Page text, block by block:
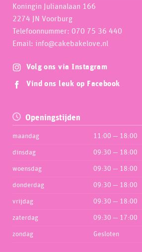
Koningin Julianalaan 166
2274 JN Voorburg
Telefoonnummer: 070 75 36 440
Email: info@cakebakelove.nl
Volg ons via Instagram
Vind ons leuk op Facebook
Openingstijden
maandag 11:00 — 18:00
dinsdag 09:30 — 18:00
woensdag 09:30 — 18:00
donderdag 09:30 — 18:00
vrijdag 09:30 — 18:00
zaterdag 09:30 — 17:00
zondag Gesloten